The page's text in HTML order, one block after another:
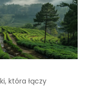
która łączy